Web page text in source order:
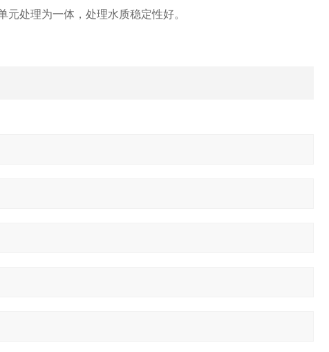
处理为一体，处理水质稳定性好。